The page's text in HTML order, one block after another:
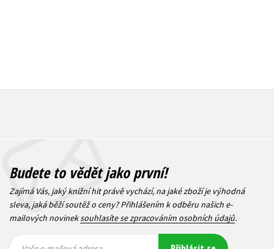
Budete to vědět jako první!
Zajímá Vás, jaký knižní hit právě vychází, na jaké zboží je výhodná
sleva, jaká běží soutěž o ceny? Přihlášením k odběru našich e-
mailových novineksouhlasíte se zpracováním osobních údajů.